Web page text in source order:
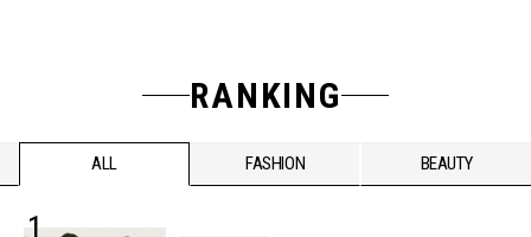
RANKING
ALL FASHION BEAUTY